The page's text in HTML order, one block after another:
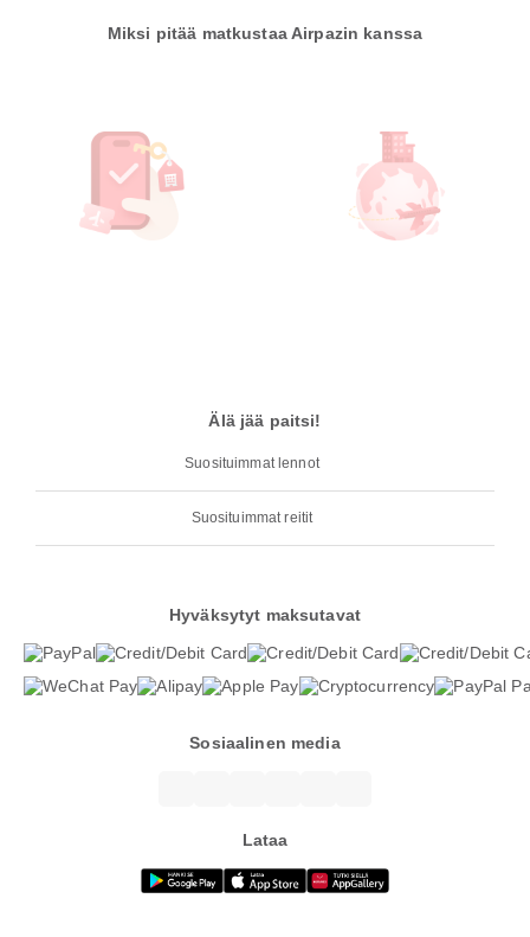
Miksi pitää matkustaa Airpazin kanssa
Älä jää paitsi!
Suosituimmat lennot
Suosituimmat reitit
Hyväksytyt maksutavat
Sosiaalinen media
Lataa